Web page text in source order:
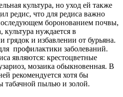
культура, но уход ей также
редис, что для редиса важно
боронованием почвы,
нуждается в
грядок и избавлении от бурьяна.
профилактики заболеваний.
являются: крестоцветные
мозаика обыкновенная. В
рекомендуется хотя бы
табачной пылью и золой.